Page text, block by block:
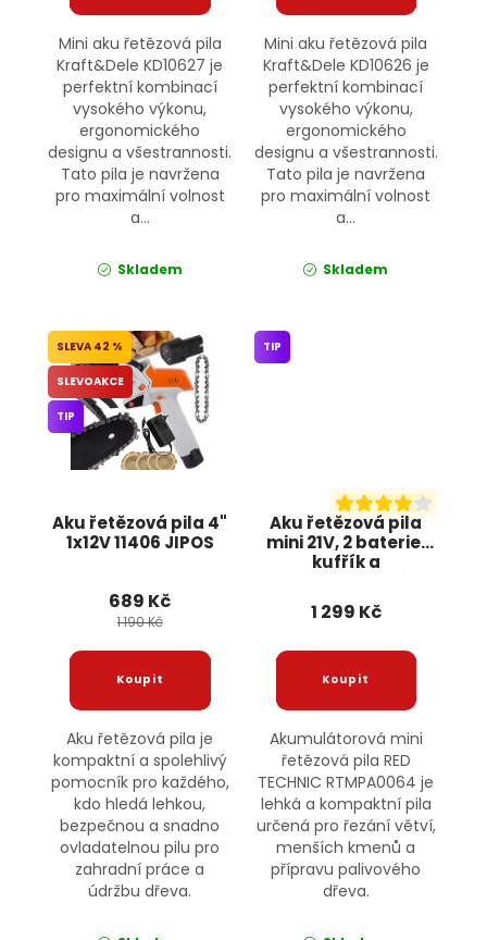
Mini aku řetězová pila
Kraft&Dele KD10627 je
perfektní kombinací
vysokého výkonu,
ergonomického
designu a všestrannosti.
Tato pila je navržena
pro maximální volnost
a...
Skladem
Mini aku řetězová pila
Kraft&Dele KD10626 je
perfektní kombinací
vysokého výkonu,
ergonomického
designu a všestrannosti.
Tato pila je navržena
pro maximální volnost
a...
Skladem
Aku řetězová pila 4"
1x12V 11406 JIPOS
42 %
SLEVOAKCE
TIP
689 Kč
1 190 Kč
Aku řetězová pila je
kompaktní a spolehlivý
pomocník pro každého,
kdo hledá lehkou,
bezpečnou a snadno
ovladatelnou pilu pro
zahradní práce a
údržbu dřeva.
Aku řetězová pila
mini 21V, 2 baterie,
kufřík a
příslušenství
RTMPA0064 RED
TECHNIC
TIP
1 299 Kč
Akumulátorová mini
řetězová pila RED
TECHNIC RTMPA0064 je
lehká a kompaktní pila
určená pro řezání větví,
menších kmenů a
přípravu palivového
dřeva.